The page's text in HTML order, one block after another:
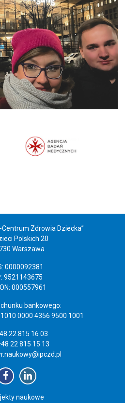
Centrum Zdrowia Dziecka”
Polskich 20
Warszawa
0000092381
9521143675
000557961
bankowego:
0000 4356 9500 1001
22 815 16 03
22 815 15 13
naukowe